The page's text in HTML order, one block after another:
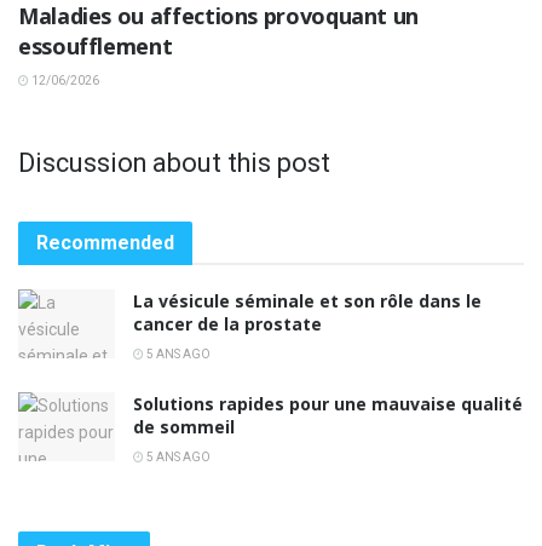
Maladies ou affections provoquant un
essoufflement
12/06/2026
Discussion about this post
Recommended
La vésicule séminale et son rôle dans le
cancer de la prostate
5 ANS AGO
Solutions rapides pour une mauvaise qualité
de sommeil
5 ANS AGO